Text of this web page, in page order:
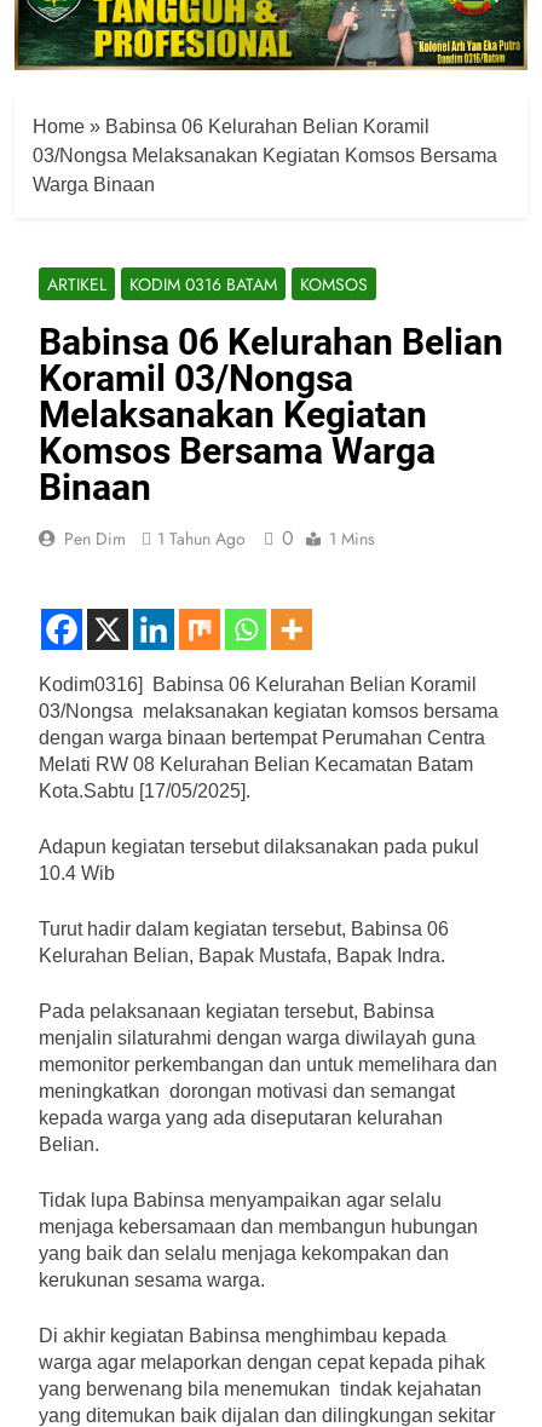
Home » Babinsa 06 Kelurahan Belian Koramil
03/Nongsa Melaksanakan Kegiatan Komsos Bersama
Warga Binaan
ARTIKEL KODIM 0316 BATAM KOMSOS
Babinsa 06 Kelurahan Belian
Koramil 03/Nongsa
Melaksanakan Kegiatan
Komsos Bersama Warga
Binaan
Pen Dim 1 Tahun Ago 0 1 Mins
Kodim0316] Babinsa 06 Kelurahan Belian Koramil
03/Nongsa melaksanakan kegiatan komsos bersama
dengan warga binaan bertempat Perumahan Centra
Melati RW 08 Kelurahan Belian Kecamatan Batam
Kota.Sabtu [17/05/2025].
Adapun kegiatan tersebut dilaksanakan pada pukul
10.4 Wib
Turut hadir dalam kegiatan tersebut, Babinsa 06
Kelurahan Belian, Bapak Mustafa, Bapak Indra.
Pada pelaksanaan kegiatan tersebut, Babinsa
menjalin silaturahmi dengan warga diwilayah guna
memonitor perkembangan dan untuk memelihara dan
meningkatkan dorongan motivasi dan semangat
kepada warga yang ada diseputaran kelurahan
Belian.
Tidak lupa Babinsa menyampaikan agar selalu
menjaga kebersamaan dan membangun hubungan
yang baik dan selalu menjaga kekompakan dan
kerukunan sesama warga.
Di akhir kegiatan Babinsa menghimbau kepada
warga agar melaporkan dengan cepat kepada pihak
yang berwenang bila menemukan tindak kejahatan
yang ditemukan baik dijalan dan dilingkungan sekitar